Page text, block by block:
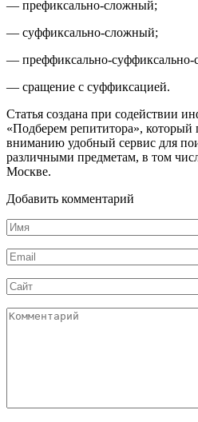
— префиксально-сложный;
— суффиксально-сложный;
— преффиксально-
— сращение с суффиксацией.
Статья создана при содействии
«Подберем репититора», который
вниманию удобный сервис для
различными предметам, в том
Москве.
Добавить комментарий
Имя
*
Email
*
Сайт
Комментарий